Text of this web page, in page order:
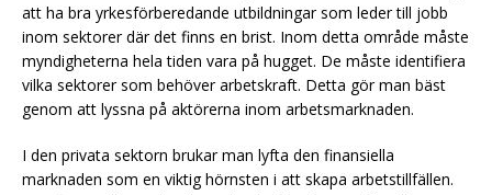
att ha bra yrkesförberedande utbildningar som leder till jobb
inom sektorer där det finns en brist. Inom detta område måste
myndigheterna hela tiden vara på hugget. De måste identifiera
vilka sektorer som behöver arbetskraft. Detta gör man bäst
genom att lyssna på aktörerna inom arbetsmarknaden.
I den privata sektorn brukar man lyfta den finansiella
marknaden som en viktig hörnsten i att skapa arbetstillfällen.